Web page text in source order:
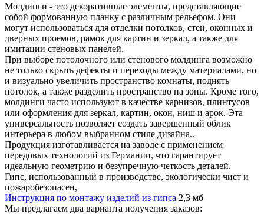
Молдинги - это декоративные элементы, представляющие
собой формованную планку с различным рельефом. Они
могут использоваться для отделки потолков, стен, оконных и
дверных проемов, рамок для картин и зеркал, а также для
имитации стеновых панелей.
При выборе потолочного или стенового молдинга возможно
не только скрыть дефекты и переходы между материалами, но
и визуально увеличить пространство комнаты, поднять
потолок, а также разделить пространство на зоны. Кроме того,
молдинги часто используют в качестве карнизов, плинтусов
или оформления для зеркал, картин, окон, ниш и арок. Эта
универсальность позволяет создать завершенный облик
интерьера в любом выбранном стиле дизайна..
Продукция изготавливается на заводе с применением
передовых технологий из Германии, что гарантирует
идеальную геометрию и безупречную четкость деталей.
Гипс, использованный в производстве, экологически чист и
пожаробезопасен,
Инструкция по монтажу изделий из гипса 2,3 мб
Мы предлагаем два варианта получения заказов: